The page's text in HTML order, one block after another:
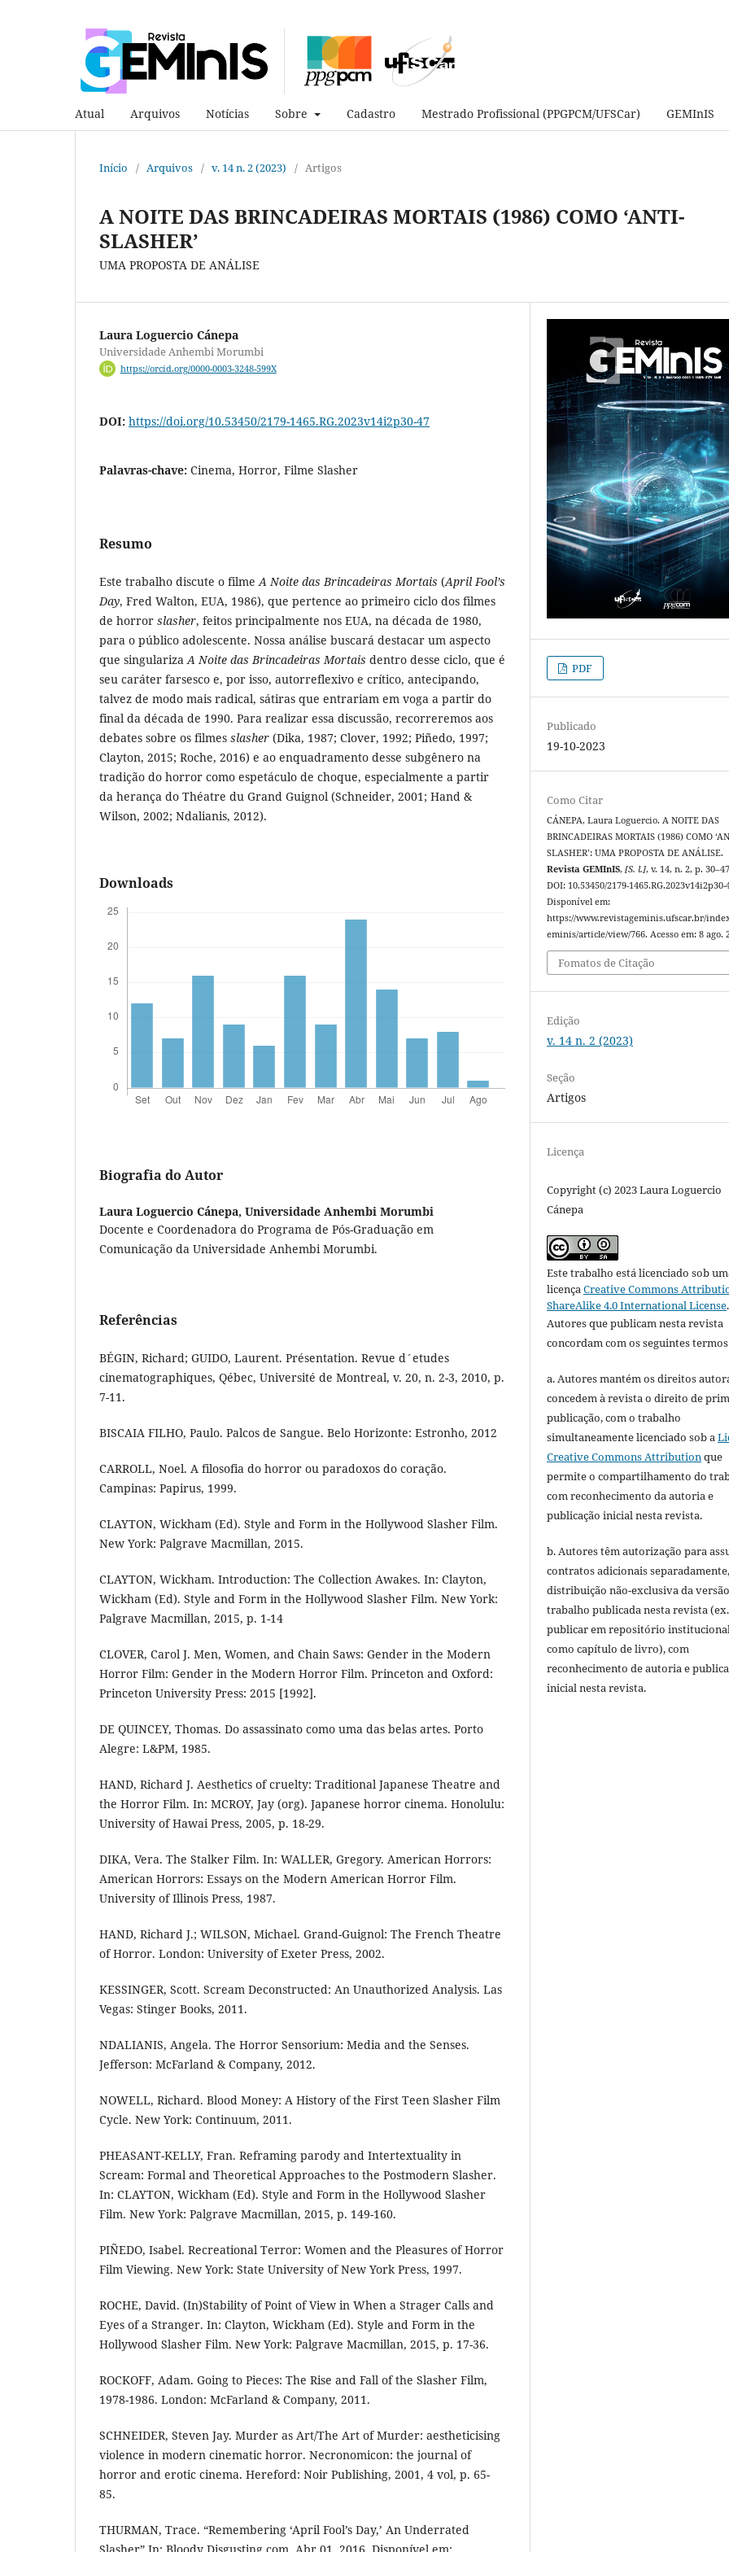
Atual Arquivos Notícias Sobre Cadastro Mestrado Profissional (PPGPCM/UFSCar) GEMInIS
Início / Arquivos / v. 14 n. 2 (2023) / Artigos
A NOITE DAS BRINCADEIRAS MORTAIS (1986) COMO ‘ANTI-
SLASHER’
UMA PROPOSTA DE ANÁLISE
Laura Loguercio Cánepa
Universidade Anhembi Morumbi
https://orcid.org/0000-0003-3248-599X
DOI: https://doi.org/10.53450/2179-1465.RG.2023v14i2p30-47
Palavras-chave: Cinema, Horror, Filme Slasher
Resumo
Este trabalho discute o filmeA Noite das Brincadeiras Mortais (April Fool’s
Day, Fred Walton, EUA, 1986), que pertence ao primeiro ciclo dos filmes
de horror slasher, feitos principalmente nos EUA, na década de 1980,
para o público adolescente. Nossa análise buscará destacar um aspecto
que singularizaA Noite das Brincadeiras Mortais dentro desse ciclo, que é
seu caráter farsesco e, por isso, autorreflexivo e crítico, antecipando,
talvez de modo mais radical, sátiras que entrariam em voga a partir do
final da década de 1990. Para realizar essa discussão, recorreremos aos
debates sobre os filmes slasher (Dika, 1987; Clover, 1992; Piñedo, 1997;
Clayton, 2015; Roche, 2016) e ao enquadramento desse subgênero na
tradição do horror como espetáculo de choque, especialmente a partir
da herança do Théatre du Grand Guignol (Schneider, 2001; Hand &
Wilson, 2002; Ndalianis, 2012).
Downloads
Biografia do Autor
Laura Loguercio Cánepa, Universidade Anhembi Morumbi
Docente e Coordenadora do Programa de Pós-Graduação em
Comunicação da Universidade Anhembi Morumbi.
Referências
BÉGIN, Richard; GUIDO, Laurent. Présentation. Revue d´etudes
cinematographiques, Qébec, Université de Montreal, v. 20, n. 2-3, 2010, p.
7-11.
BISCAIA FILHO, Paulo. Palcos de Sangue. Belo Horizonte: Estronho, 2012
CARROLL, Noel. A filosofia do horror ou paradoxos do coração.
Campinas: Papirus, 1999.
CLAYTON, Wickham (Ed). Style and Form in the Hollywood Slasher Film.
New York: Palgrave Macmillan, 2015.
CLAYTON, Wickham. Introduction: The Collection Awakes. In: Clayton,
Wickham (Ed). Style and Form in the Hollywood Slasher Film. New York:
Palgrave Macmillan, 2015, p. 1-14
CLOVER, Carol J. Men, Women, and Chain Saws: Gender in the Modern
Horror Film: Gender in the Modern Horror Film. Princeton and Oxford:
Princeton University Press: 2015 [1992].
DE QUINCEY, Thomas. Do assassinato como uma das belas artes. Porto
Alegre: L&PM, 1985.
HAND, Richard J. Aesthetics of cruelty: Traditional Japanese Theatre and
the Horror Film. In: MCROY, Jay (org). Japanese horror cinema. Honolulu:
University of Hawai Press, 2005, p. 18-29.
DIKA, Vera. The Stalker Film. In: WALLER, Gregory. American Horrors:
American Horrors: Essays on the Modern American Horror Film.
University of Illinois Press, 1987.
HAND, Richard J.; WILSON, Michael. Grand-Guignol: The French Theatre
of Horror. London: University of Exeter Press, 2002.
KESSINGER, Scott. Scream Deconstructed: An Unauthorized Analysis. Las
Vegas: Stinger Books, 2011.
NDALIANIS, Angela. The Horror Sensorium: Media and the Senses.
Jefferson: McFarland & Company, 2012.
NOWELL, Richard. Blood Money: A History of the First Teen Slasher Film
Cycle. New York: Continuum, 2011.
PHEASANT-KELLY, Fran. Reframing parody and Intertextuality in
Scream: Formal and Theoretical Approaches to the Postmodern Slasher.
In: CLAYTON, Wickham (Ed). Style and Form in the Hollywood Slasher
Film. New York: Palgrave Macmillan, 2015, p. 149-160.
PIÑEDO, Isabel. Recreational Terror: Women and the Pleasures of Horror
Film Viewing. New York: State University of New York Press, 1997.
ROCHE, David. (In)Stability of Point of View in When a Strager Calls and
Eyes of a Stranger. In: Clayton, Wickham (Ed). Style and Form in the
Hollywood Slasher Film. New York: Palgrave Macmillan, 2015, p. 17-36.
ROCKOFF, Adam. Going to Pieces: The Rise and Fall of the Slasher Film,
1978-1986. London: McFarland & Company, 2011.
SCHNEIDER, Steven Jay. Murder as Art/The Art of Murder: aestheticising
violence in modern cinematic horror. Necronomicon: the journal of
horror and erotic cinema. Hereford: Noir Publishing, 2001, 4 vol, p. 65-
85.
THURMAN, Trace. “Remembering ‘April Fool’s Day,’ An Underrated
PDF
Publicado
19-10-2023
Como Citar
CÁNEPA, Laura Loguercio. A NOITE DAS
BRINCADEIRAS MORTAIS (1986) COMO
SLASHER’: UMA PROPOSTA DE ANÁLISE.
Revista GEMInIS,[S. l.], v. 14, n. 2, p.
DOI: 10.53450/2179-1465.RG.2023v14i2p30-
Disponível em:
https://www.revistageminis.ufscar.br/
eminis/article/view/766. Acesso em: 8 ago.
Fomatos de Citação
Edição
v. 14 n. 2 (2023)
Seção
Artigos
Licença
Copyright (c) 2023 Laura Loguercio
Cánepa
Este trabalho está licenciado sob
licençaCreative Commons
ShareAlike 4.0 International License.
Autores que publicam nesta revista
concordam com os seguintes
a. Autores mantém os direitos
concedem à revista o direito de
publicação, com o trabalho
simultaneamente licenciado sob a
Creative Commons Attributionque
permite o compartilhamento do
com reconhecimento da autoria e
publicação inicial nesta revista.
b. Autores têm autorização para
contratos adicionais
distribuição não-exclusiva da
trabalho publicada nesta revista
publicar em repositório
como capítulo de livro), com
reconhecimento de autoria e
inicial nesta revista.